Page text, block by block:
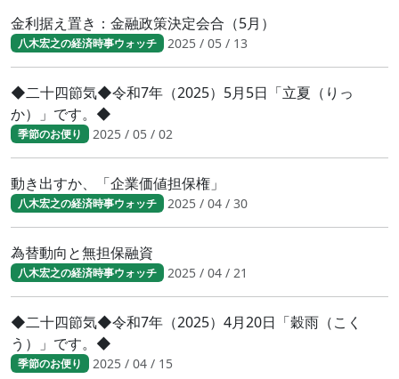
金利据え置き：金融政策決定会合（5月）
八木宏之の経済時事ウォッチ 2025 / 05 / 13
◆二十四節気◆令和7年（2025）5月5日「立夏（りっ
か）」です。◆
季節のお便り 2025 / 05 / 02
動き出すか、「企業価値担保権」
八木宏之の経済時事ウォッチ 2025 / 04 / 30
為替動向と無担保融資
八木宏之の経済時事ウォッチ 2025 / 04 / 21
◆二十四節気◆令和7年（2025）4月20日「穀雨（こく
う）」です。◆
季節のお便り 2025 / 04 / 15